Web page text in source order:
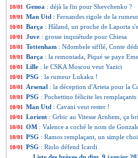
10/01 Genoa : déjà la fin pour Shevchenko ?
10/01 Man Utd : Fernandes rigole de la
10/01 Barça : Håland, un proche de Laporta
10/01 Juve : grosse inquiétude pour Chiesa
10/01 Tottenham : Ndombele sifflé, Conte
10/01 Barça : la remontada, Piqué se paye
10/01 Lille : le CSKA Moscou veut Yazici
10/01 PSG : la rumeur Lukaku !
10/01 Arsenal : la déception d'Arteta pour la
10/01 PSG : Pochettino félicite les remplaçants
10/01 Man Utd : Cavani veut rester !
10/01 Lorient : Grbic au Vitesse Arnhem, ça
10/01 OM : Valence a coché le nom de
10/01 PSG : Ramos remplaçant, un simple
10/01 PSG : Riolo défend Icardi